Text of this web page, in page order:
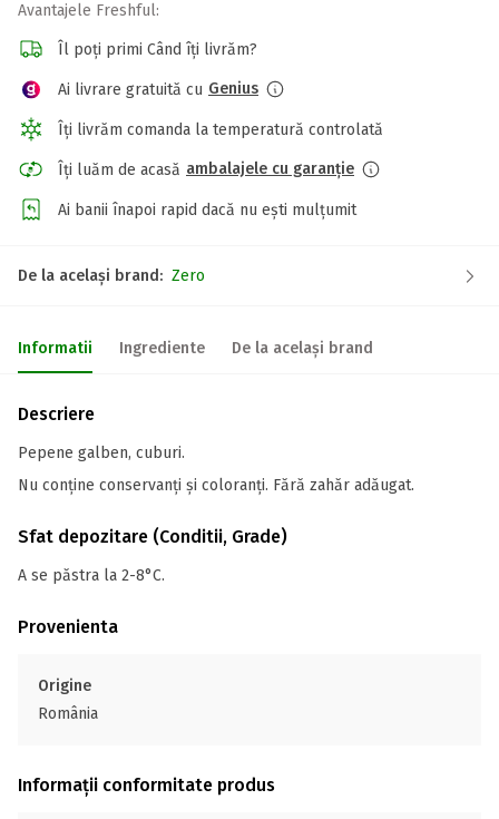
Avantajele Freshful:
Îl poți primi Când îți livrăm?
Ai livrare gratuită cu Genius
Îți livrăm comanda la temperatură controlată
Îți luăm de acasă ambalajele cu garanție
Ai banii înapoi rapid dacă nu ești mulțumit
De la același brand: Zero
Informatii Ingrediente De la același brand
Descriere
Pepene galben, cuburi.
Nu conține conservanți și coloranți. Fără zahăr adăugat.
Sfat depozitare (Conditii, Grade)
A se păstra la 2-8°C.
Provenienta
Origine
România
Informații conformitate produs